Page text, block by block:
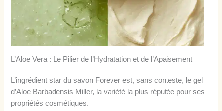
L’Aloe Vera : Le Pilier de l’Hydratation et de l’Apaisement
L’ingrédient star du savon Forever est, sans conteste, le gel
d’Aloe Barbadensis Miller, la variété la plus réputée pour ses
propriétés cosmétiques.